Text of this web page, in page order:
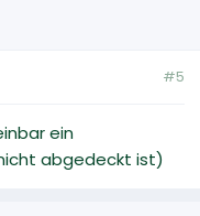
#5
ein
abgedeckt ist)